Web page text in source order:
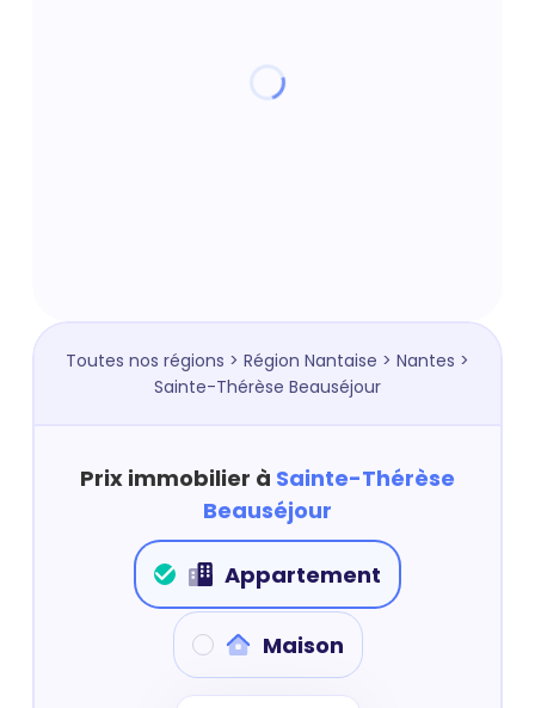
Toutes nos régions > Région Nantaise > Nantes >
Sainte-Thérèse Beauséjour
Prix immobilier à Sainte-Thérèse
Beauséjour
Appartement
Maison